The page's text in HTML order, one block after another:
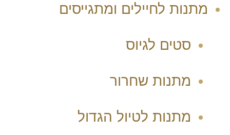
מתנות לחיילים ומתגייסים
סטים לגיוס
מתנות שחרור
מתנות לטיול הגדול